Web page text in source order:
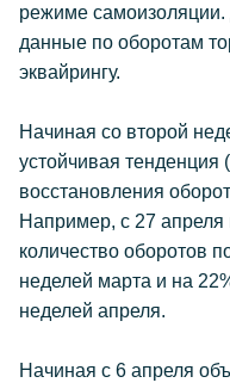
режиме самоизоляции.
данные по оборотам
эквайрингу.
Начиная со второй
устойчивая тенденция
восстановления
Например, с 27 апреля
количество оборотов
неделей марта и на
неделей апреля.
Начиная с 6 апреля